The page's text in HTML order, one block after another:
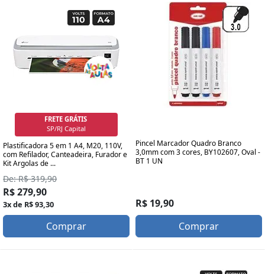
FRETE GRÁTIS
SP/RJ Capital
Plastificadora 5 em 1 A4, M20, 110V,
com Refilador, Canteadeira, Furador e
Kit Argolas de ...
De: R$ 319,90
R$ 279,90
3x de R$ 93,30
Comprar
Pincel Marcador Quadro Branco
3,0mm com 3 cores, BY102607, Oval -
BT 1 UN
R$ 19,90
Comprar